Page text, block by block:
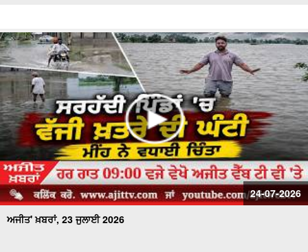
24-07-2026
ਅਜੀਤ' ਖ਼ਬਰਾਂ, 23 ਜੁਲਾਈ 2026